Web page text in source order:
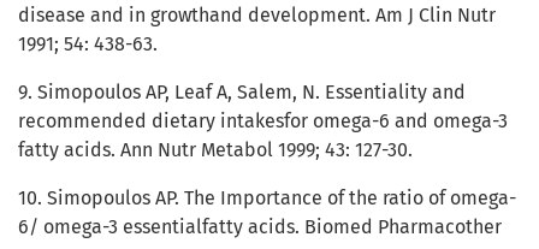
disease and in growthand development. Am J Clin Nutr
1991; 54: 438-63.
9. Simopoulos AP, Leaf A, Salem, N. Essentiality and
recommended dietary intakesfor omega-6 and omega-3
fatty acids. Ann Nutr Metabol 1999; 43: 127-30.
10. Simopoulos AP. The Importance of the ratio of omega-
6/ omega-3 essentialfatty acids. Biomed Pharmacother